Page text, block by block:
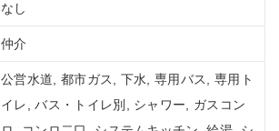
なし
仲介
公営水道, 都市ガス, 下水, 専用バス, 専用ト
イレ, バス・トイレ別, シャワー, ガスコン